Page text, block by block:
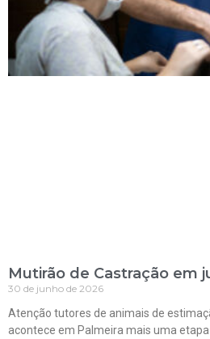
Mutirão de Castração em
30 de junho de 2026
Atenção tutores de animais de
acontece em Palmeira mais uma